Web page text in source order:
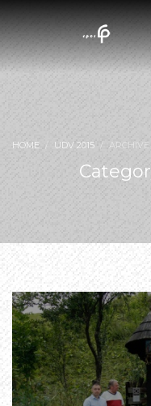
HOME UDV 2015